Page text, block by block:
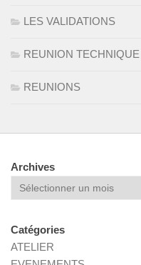
LES VALIDATIONS
REUNION TECHNIQUE
REUNIONS
Archives
Archives
Catégories
ATELIER